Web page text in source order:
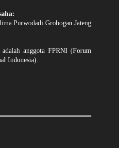
Purwodadi Grobogan Jateng
anggota FPRNI (Forum
Indonesia).